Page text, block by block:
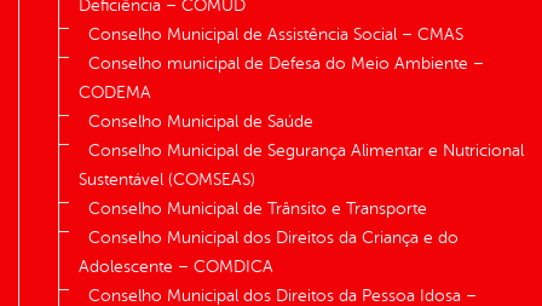
Deficiência – COMUD
Conselho Municipal de Assistência Social – CMAS
Conselho municipal de Defesa do Meio Ambiente –
CODEMA
Conselho Municipal de Saúde
Conselho Municipal de Segurança Alimentar e Nutricional
Sustentável (COMSEAS)
Conselho Municipal de Trânsito e Transporte
Conselho Municipal dos Direitos da Criança e do
Adolescente – COMDICA
Conselho Municipal dos Direitos da Pessoa Idosa –